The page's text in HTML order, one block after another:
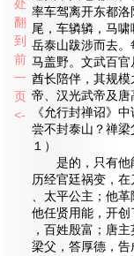
率车驾离开东都
尾，车辚辚，马
岳泰山跋涉而去
马盖野。文武百
酋长陪伴，其规
帝、汉光武帝及
《允行封禅诏》
尝不封泰山？禅
１）
是的，只有他
历经官廷祸变，
、太平公主；他革
他任贤用能，开
，百姓殷富；唐
梁父，答厚德，告
处
翻
到
前
一
页
<-